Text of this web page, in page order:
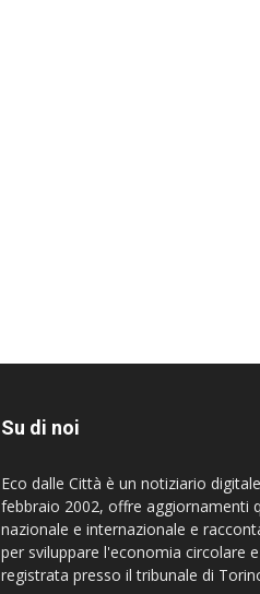
Su di noi
Eco dalle Città è un notiziario
febbraio 2002, offre aggiornamenti
nazionale e internazionale e
per sviluppare l'economia circolare
registrata presso il tribunale di